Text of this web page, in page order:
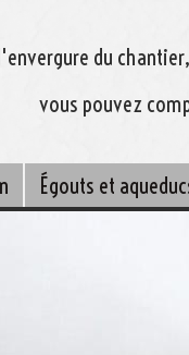
du chantier,
vous pouvez
Égouts et